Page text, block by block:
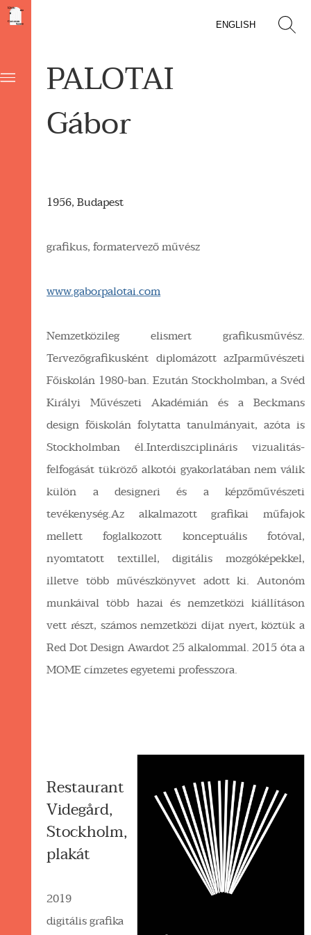
ENGLISH
PALOTAI
Gábor
1956, Budapest
grafikus, formatervező művész
www.gaborpalotai.com
Nemzetközileg elismert grafikusművész.
Tervezőgrafikusként diplomázott azIparművészeti
Főiskolán 1980-ban. Ezután Stockholmban, a Svéd
Királyi Művészeti Akadémián és a Beckmans
design főiskolán folytatta tanulmányait, azóta is
Stockholmban él.Interdiszciplináris vizualitás-
felfogását tükröző alkotói gyakorlatában nem válik
külön a designeri és a képzőművészeti
tevékenység.Az alkalmazott grafikai műfajok
mellett foglalkozott konceptuális fotóval,
nyomtatott textillel, digitális mozgóképekkel,
illetve több művészkönyvet adott ki. Autonóm
munkáival több hazai és nemzetközi kiállításon
vett részt, számos nemzetközi díjat nyert, köztük a
Red Dot Design Awardot 25 alkalommal. 2015 óta a
MOME címzetes egyetemi professzora.
Restaurant
Videgård,
Stockholm,
plakát
2019
digitális grafika